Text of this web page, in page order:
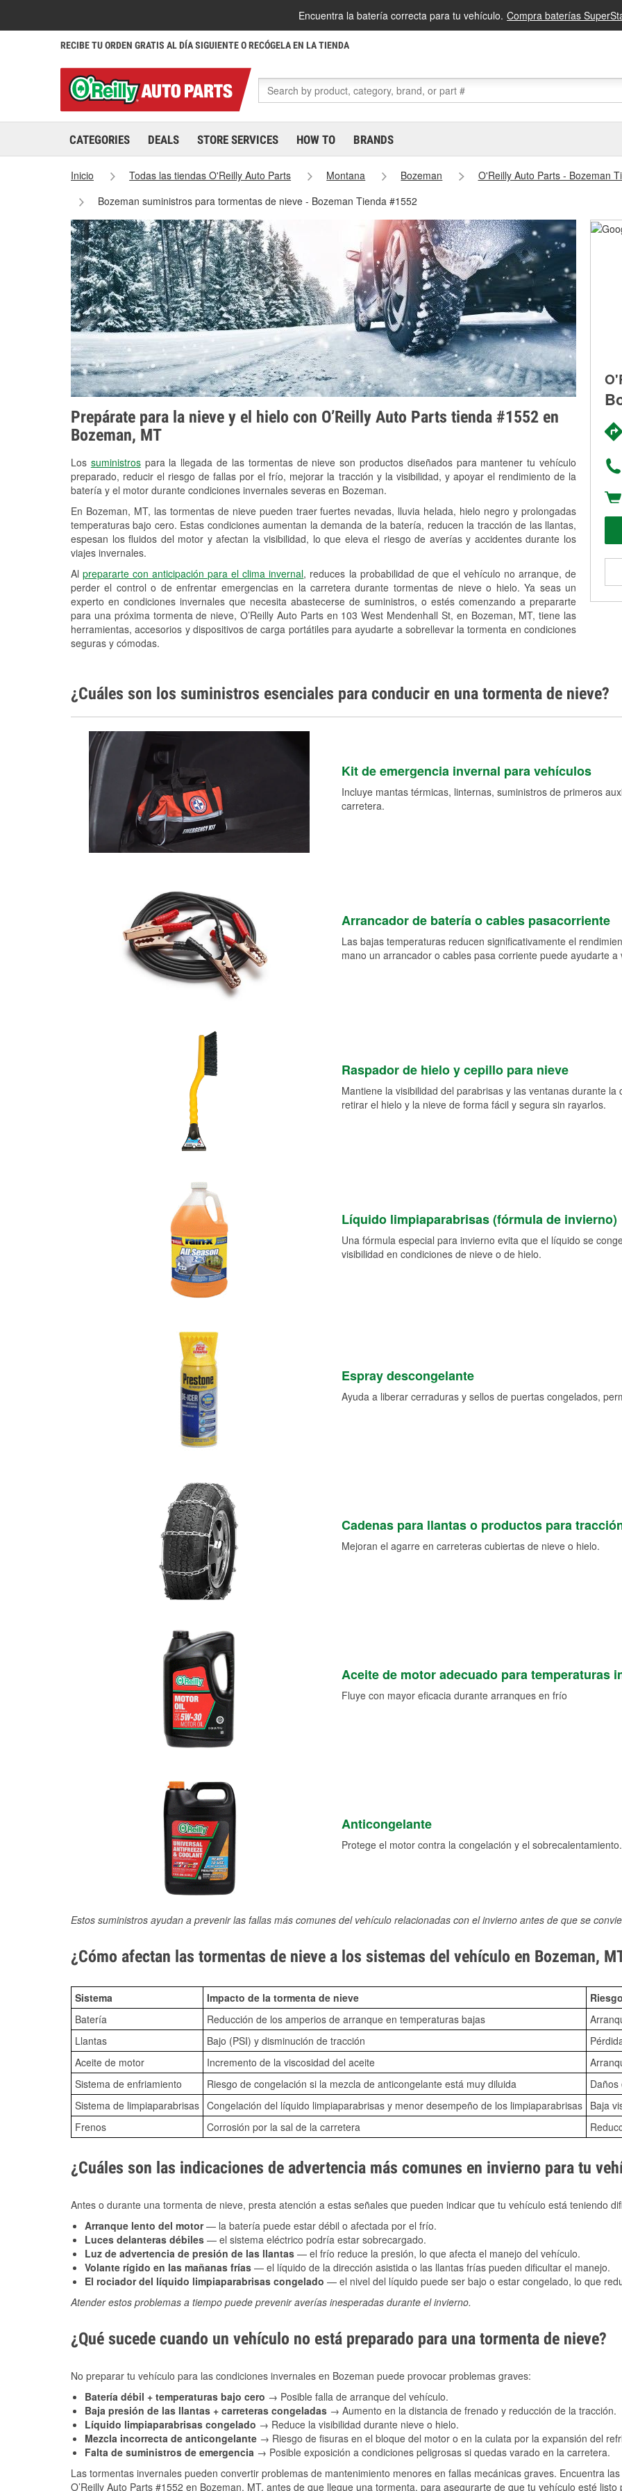
Encuentra la batería correcta para tu vehículo. Compra baterías
RECIBE TU ORDEN GRATIS AL DÍA SIGUIENTE O RECÓGELA EN LA TIENDA
CATEGORIES DEALS STORE SERVICES HOW TO BRANDS
Inicio Todas las tiendas O'Reilly Auto Parts Montana Bozeman
O'Reilly Auto Parts - Bozeman
Bozeman suministros para tormentas de nieve - Bozeman Tienda #1552
Prepárate para la nieve y el hielo con O’Reilly Auto Parts tienda #1552 en
Bozeman, MT
Los suministrospara la llegada de las tormentas de nieve son productos diseñados para mantener tu vehículo
preparado, reducir el riesgo de fallas por el frío, mejorar la tracción y la visibilidad, y apoyar el rendimiento de la
batería y el motor durante condiciones invernales severas en Bozeman.
En Bozeman, MT, las tormentas de nieve pueden traer fuertes nevadas, lluvia helada, hielo negro y prolongadas
temperaturas bajo cero. Estas condiciones aumentan la demanda de la batería, reducen la tracción de las llantas,
espesan los fluidos del motor y afectan la visibilidad, lo que eleva el riesgo de averías y accidentes durante los
viajes invernales.
Alprepararte con anticipación para el clima invernal, reduces la probabilidad de que el vehículo no arranque, de
perder el control o de enfrentar emergencias en la carretera durante tormentas de nieve o hielo. Ya seas un
experto en condiciones invernales que necesita abastecerse de suministros, o estés comenzando a prepararte
para una próxima tormenta de nieve, O’Reilly Auto Parts en 103 West Mendenhall St, en Bozeman, MT, tiene las
herramientas, accesorios y dispositivos de carga portátiles para ayudarte a sobrellevar la tormenta en condiciones
seguras y cómodas.
¿Cuáles son los suministros esenciales para conducir en una tormenta de nieve?
Kit de emergencia invernal para vehículos
Incluye mantas térmicas, linternas, suministros de primeros
carretera.
Arrancador de batería o cables pasacorriente
Las bajas temperaturas reducen significativamente el
mano un arrancador o cables pasa corriente puede ayudarte
Raspador de hielo y cepillo para nieve
Mantiene la visibilidad del parabrisas y las ventanas durante
retirar el hielo y la nieve de forma fácil y segura sin rayarlos.
Líquido limpiaparabrisas (fórmula de invierno)
Una fórmula especial para invierno evita que el líquido se
visibilidad en condiciones de nieve o de hielo.
Espray descongelante
Ayuda a liberar cerraduras y sellos de puertas congelados,
Cadenas para llantas o productos para
Mejoran el agarre en carreteras cubiertas de nieve o hielo.
Aceite de motor adecuado para temperaturas
Fluye con mayor eficacia durante arranques en frío
Anticongelante
Protege el motor contra la congelación y el sobrecalentamiento.
Estos suministros ayudan a prevenir las fallas más comunes del vehículo relacionadas con el invierno antes de que se
¿Cómo afectan las tormentas de nieve a los sistemas del vehículo en Bozeman,
Sistema Impacto de la tormenta de nieve
Batería
Reducción de los amperios de arranque en temperaturas bajas
Llantas
Bajo (PSI) y disminución de tracción
Aceite de motor
Incremento de la viscosidad del aceite
Sistema de enfriamiento
Riesgo de congelación si la mezcla de anticongelante está muy diluida
Sistema de limpiaparabrisas Congelación del líquido limpiaparabrisas y menor desempeño de los limpiaparabrisas Baja
Frenos
Corrosión por la sal de la carretera
¿Cuáles son las indicaciones de advertencia más comunes en invierno para tu
Antes o durante una tormenta de nieve, presta atención a estas señales que pueden indicar que tu vehículo está teniendo
Arranque lento del motor— la batería puede estar débil o afectada por el frío.
Luces delanteras débiles — el sistema eléctrico podría estar sobrecargado.
Luz de advertencia de presión de las llantas — el frío reduce la presión, lo que afecta el manejo del vehículo.
Volante rígido en las mañanas frías — el líquido de la dirección asistida o las llantas frías pueden dificultar el manejo.
El rociador del líquido limpiaparabrisas congelado — el nivel del líquido puede ser bajo o estar congelado, lo que
Atender estos problemas a tiempo puede prevenir averías inesperadas durante el invierno.
¿Qué sucede cuando un vehículo no está preparado para una tormenta de nieve?
No preparar tu vehículo para las condiciones invernales en Bozeman puede provocar problemas graves:
Batería débil + temperaturas bajo cero → Posible falla de arranque del vehículo.
Baja presión de las llantas + carreteras congeladas → Aumento en la distancia de frenado y reducción de la tracción.
Líquido limpiaparabrisas congelado → Reduce la visibilidad durante nieve o hielo.
Mezcla incorrecta de anticongelante → Riesgo de fisuras en el bloque del motor o en la culata por la expansión del
Falta de suministros de emergencia → Posible exposición a condiciones peligrosas si quedas varado en la carretera.
Las tormentas invernales pueden convertir problemas de mantenimiento menores en fallas mecánicas graves. Encuentra
O’Reilly Auto Parts #1552 en Bozeman, MT, antes de que llegue una tormenta, para asegurarte de que tu vehículo esté